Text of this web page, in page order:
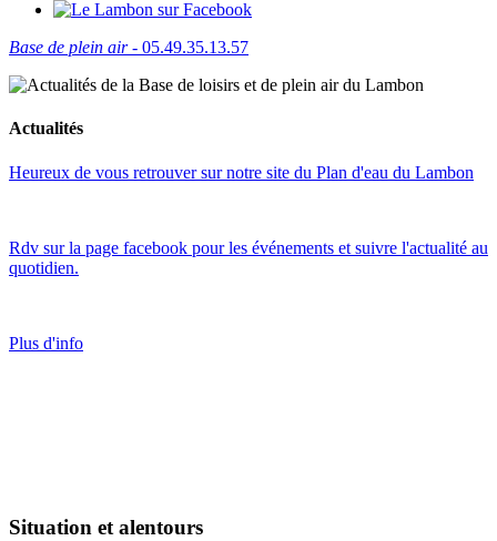
Base de plein air- 05.49.35.13.57
Actualités
Heureux de vous retrouver sur notre site du Plan d'eau du Lambon
Rdv sur la page facebook pour les événements et suivre l'actualité au
quotidien.
Plus d'info
Situation et alentours